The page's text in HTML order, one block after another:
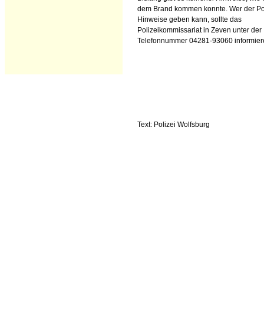
dem Brand kommen konnte. Wer der
Hinweise geben kann, sollte das
Polizeikommissariat in Zeven unter der
Telefonnummer 04281-93060
Text: Polizei Wolfsburg